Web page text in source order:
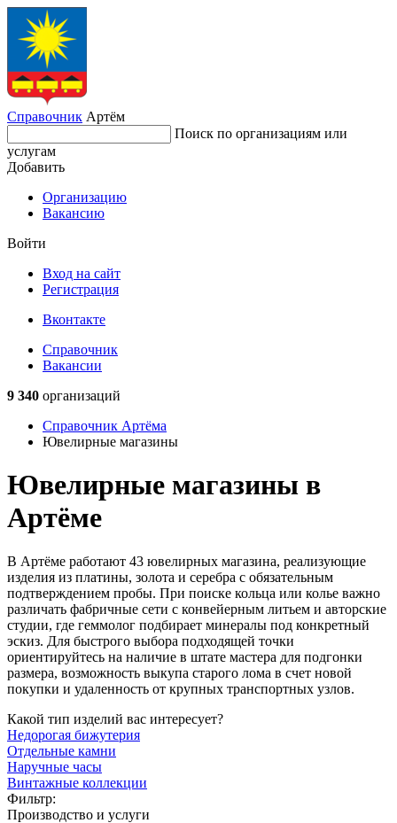
Справочник Артём
Поиск по организациям или
услугам
Добавить
Организацию
Вакансию
Войти
Вход на сайт
Регистрация
Вконтакте
Справочник
Вакансии
9 340 организаций
Справочник Артёма
Ювелирные магазины
Ювелирные магазины в
Артёме
В Артёме работают 43 ювелирных магазина, реализующие
изделия из платины, золота и серебра с обязательным
подтверждением пробы. При поиске кольца или колье важно
различать фабричные сети с конвейерным литьем и авторские
студии, где геммолог подбирает минералы под конкретный
эскиз. Для быстрого выбора подходящей точки
ориентируйтесь на наличие в штате мастера для подгонки
размера, возможность выкупа старого лома в счет новой
покупки и удаленность от крупных транспортных узлов.
Какой тип изделий вас интересует?
Недорогая бижутерия
Отдельные камни
Наручные часы
Винтажные коллекции
Фильтр:
Производство и услуги